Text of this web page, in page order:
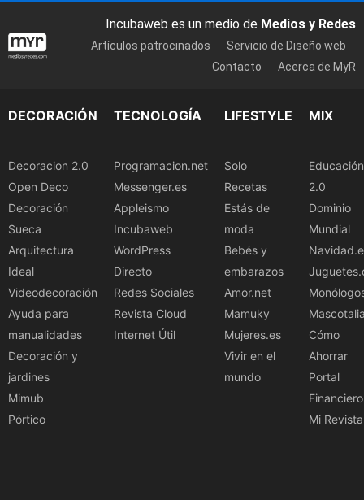
Incubaweb es un medio de Medios y Redes
Artículos patrocinados
Servicio de Diseño web
Contacto
Acerca de MyR
DECORACIÓN
Decoracion 2.0
Open Deco
Decoración
Sueca
Arquitectura
Ideal
Videodecoración
Ayuda para
manualidades
Decoración y
jardines
Mimub
Pórtico
TECNOLOGÍA
Programacion.net
Messenger.es
Appleismo
Incubaweb
WordPress
Directo
Redes Sociales
Revista Cloud
Internet Útil
LIFESTYLE
Solo
Recetas
Estás de
moda
Bebés y
embarazos
Amor.net
Mamuky
Mujeres.es
Vivir en el
mundo
MIX
Educación
2.0
Dominio
Mundial
Cómo
Ahorrar
Portal
Financiero
Mi Revista